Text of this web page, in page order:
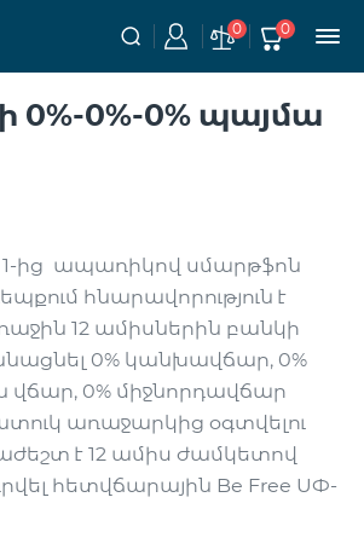
0 0
0%-0% պայմա
1-ից ապառիկով սմարթֆոն
հնարավորություն է
12 ամիսներին բանկի
0% կանխավճար, 0%
0% միջնորդավճար
առաջարկից օգտվելու
է 12 ամիս ժամկետով
հետվճարային Be Free ՍՓ-